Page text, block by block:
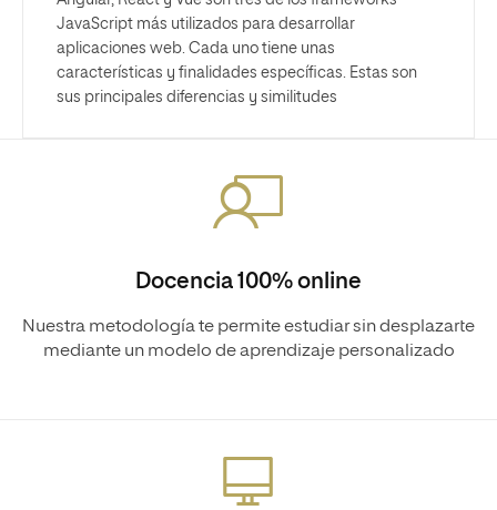
JavaScript más utilizados para desarrollar
aplicaciones web. Cada uno tiene unas
características y finalidades específicas. Estas son
sus principales diferencias y similitudes
Docencia 100% online
Nuestra metodología te permite estudiar sin desplazarte
mediante un modelo de aprendizaje personalizado